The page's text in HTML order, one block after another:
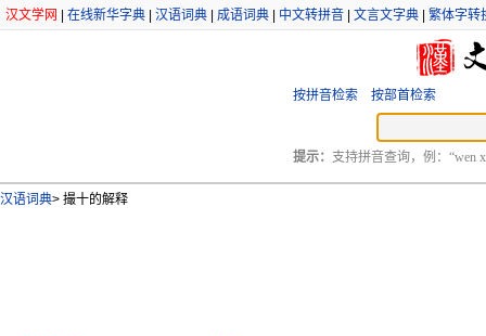
汉文学网 在线新华字典 汉语词典 成语词典 中文转拼音 文言文字典 繁体字转
按拼音检索 按部首检索
提示： 支持拼音查询，例：“wen
汉语词典> 撮十的解释